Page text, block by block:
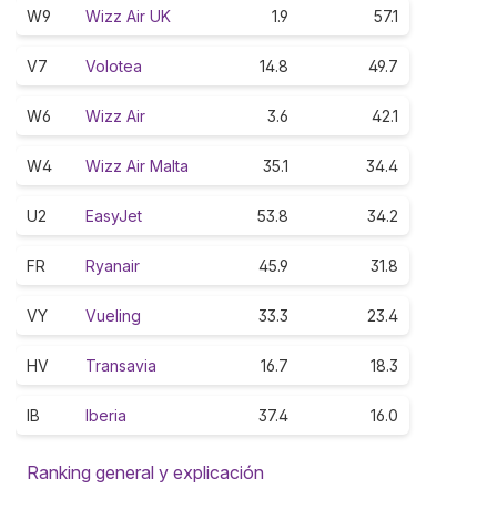
W9 Wizz Air UK 1.9 57.1
V7 Volotea 14.8 49.7
W6 Wizz Air 3.6 42.1
W4 Wizz Air Malta 35.1 34.4
U2 EasyJet 53.8 34.2
FR Ryanair 45.9 31.8
VY Vueling 33.3 23.4
HV Transavia 16.7 18.3
IB Iberia 37.4 16.0
Ranking general y explicación